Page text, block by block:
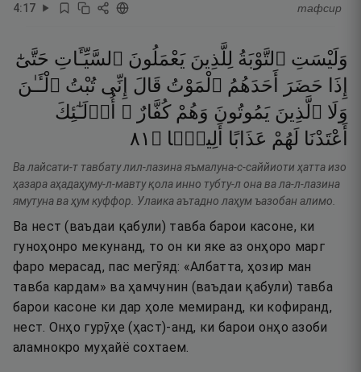
4:17 тафсир
وَلَيْسَتِ ٱلتَّوْبَةُ لِلَّذِينَ يَعْمَلُونَ ٱلسَّيِّـَٔاتِ حَتَّىٰٓ
إِذَا
حَضَرَ أَحَدَهُمُ ٱلْمَوْتُ قَالَ إِنِّى تُبْتُ ٱلْـَٔـٰنَ
وَلَا ٱلَّذِينَ يَمُوتُونَ وَهُمْ كُفَّارٌ ۚ
أُو۟لَـٰٓئِكَ
أَعْتَدْنَا لَهُمْ عَذَابًا أَلِيمًۭا ۝ ١٨
Ва лайсати-т тавбату лил-лазина яъмалуна-с-саййиоти ҳатта изо
ҳазара аҳадаҳуму-л-мавту қола инно тубту-л она ва ла-л-лазина
ямутуна ва ҳум куффор. Улаика аътадно лаҳум ъазобан алимо.
Ва нест (ваъдаи қабули) тавба барои касоне, ки
гуноҳонро мекунанд, то он ки яке аз онҳоро марг
фаро мерасад, пас мегӯяд: «Албатта, ҳозир ман
тавба кардам» ва ҳамчунин (ваъдаи қабули) тавба
барои касоне ки дар ҳоле мемиранд, ки кофиранд,
нест. Онҳо гурӯҳе (ҳаст)-анд, ки барои онҳо азоби
аламнокро муҳайё сохтаем.